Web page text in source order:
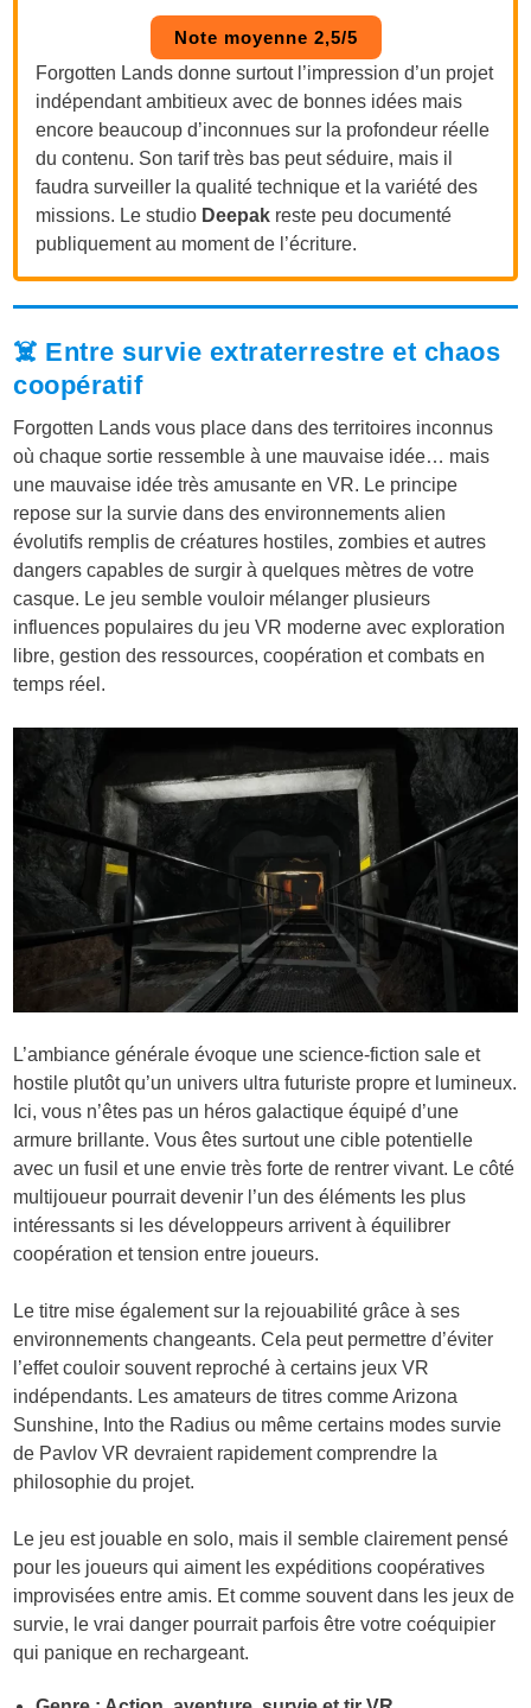
Note moyenne 2,5/5
Forgotten Lands donne surtout l’impression d’un projet
indépendant ambitieux avec de bonnes idées mais
encore beaucoup d’inconnues sur la profondeur réelle
du contenu. Son tarif très bas peut séduire, mais il
faudra surveiller la qualité technique et la variété des
missions. Le studio Deepak reste peu documenté
publiquement au moment de l’écriture.
☠️ Entre survie extraterrestre et chaos
coopératif
Forgotten Lands vous place dans des territoires inconnus
où chaque sortie ressemble à une mauvaise idée… mais
une mauvaise idée très amusante en VR. Le principe
repose sur la survie dans des environnements alien
évolutifs remplis de créatures hostiles, zombies et autres
dangers capables de surgir à quelques mètres de votre
casque. Le jeu semble vouloir mélanger plusieurs
influences populaires du jeu VR moderne avec exploration
libre, gestion des ressources, coopération et combats en
temps réel.
L’ambiance générale évoque une science-fiction sale et
hostile plutôt qu’un univers ultra futuriste propre et lumineux.
Ici, vous n’êtes pas un héros galactique équipé d’une
armure brillante. Vous êtes surtout une cible potentielle
avec un fusil et une envie très forte de rentrer vivant. Le côté
multijoueur pourrait devenir l’un des éléments les plus
intéressants si les développeurs arrivent à équilibrer
coopération et tension entre joueurs.
Le titre mise également sur la rejouabilité grâce à ses
environnements changeants. Cela peut permettre d’éviter
l’effet couloir souvent reproché à certains jeux VR
indépendants. Les amateurs de titres comme Arizona
Sunshine, Into the Radius ou même certains modes survie
de Pavlov VR devraient rapidement comprendre la
philosophie du projet.
Le jeu est jouable en solo, mais il semble clairement pensé
pour les joueurs qui aiment les expéditions coopératives
improvisées entre amis. Et comme souvent dans les jeux de
survie, le vrai danger pourrait parfois être votre coéquipier
qui panique en rechargeant.